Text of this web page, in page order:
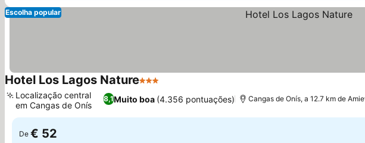
Escolha popular
Hotel Los Lagos Nature3 Estrelas
8,1Muito boa (4.356 pontuações)
Localização central
em Cangas de Onís
Cangas de Onís, a 12.7 km de
De € 52